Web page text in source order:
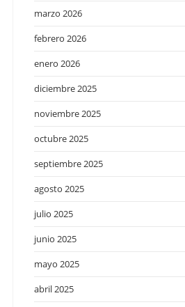
marzo 2026
febrero 2026
enero 2026
diciembre 2025
noviembre 2025
octubre 2025
septiembre 2025
agosto 2025
julio 2025
junio 2025
mayo 2025
abril 2025